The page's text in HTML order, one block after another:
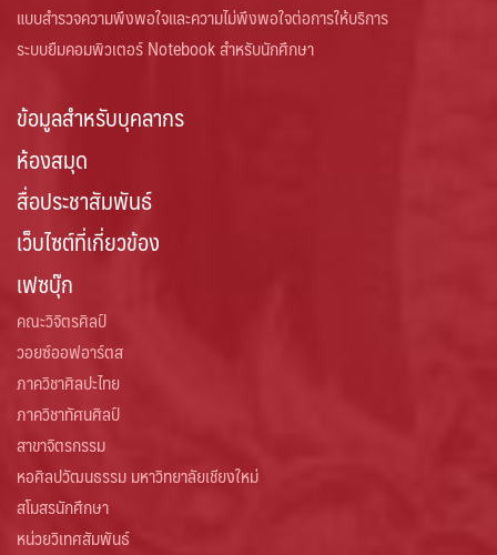
แบบสำรวจความพึงพอใจและความไม่พึงพอใจต่อการให้บริการ
ระบบยืมคอมพิวเตอร์ Notebook สำหรับนักศึกษา
ข้อมูลสำหรับบุคลากร
ห้องสมุด
สื่อประชาสัมพันธ์
เว็บไซต์ที่เกี่ยวข้อง
เฟซบุ๊ก
คณะวิจิตรศิลป์
วอยซ์ออฟอาร์ตส
ภาควิชาศิลปะไทย
ภาควิชาทัศนศิลป์
สาขาจิตรกรรม
หอศิลปวัฒนธรรม มหาวิทยาลัยเชียงใหม่
สโมสรนักศึกษา
หน่วยวิเทศสัมพันธ์